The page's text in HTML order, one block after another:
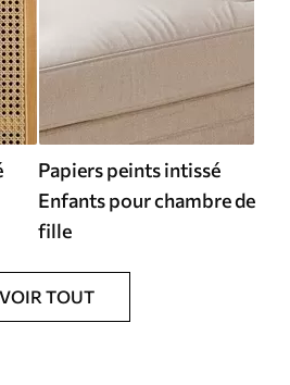
Papiers peints intissé
Enfants pour chambre de
fille
VOIR TOUT